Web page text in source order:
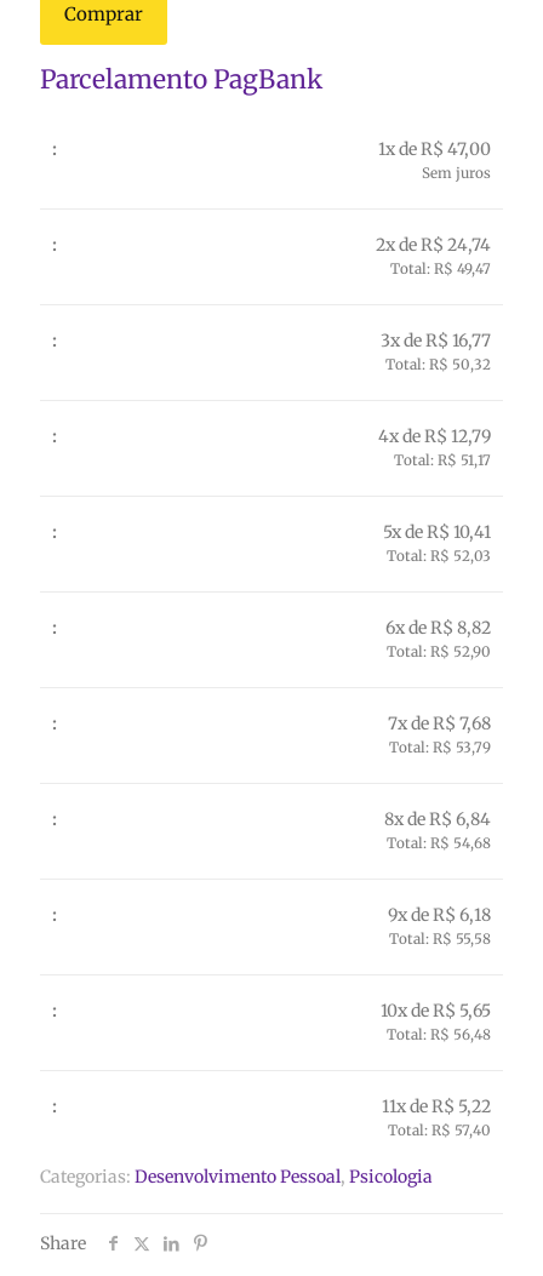
Comprar
Parcelamento PagBank
1x de R$ 47,00
Sem juros
2x de R$ 24,74
Total: R$ 49,47
3x de R$ 16,77
Total: R$ 50,32
4x de R$ 12,79
Total: R$ 51,17
5x de R$ 10,41
Total: R$ 52,03
6x de R$ 8,82
Total: R$ 52,90
7x de R$ 7,68
Total: R$ 53,79
8x de R$ 6,84
Total: R$ 54,68
9x de R$ 6,18
Total: R$ 55,58
10x de R$ 5,65
Total: R$ 56,48
11x de R$ 5,22
Total: R$ 57,40
Categorias: Desenvolvimento Pessoal, Psicologia
Share